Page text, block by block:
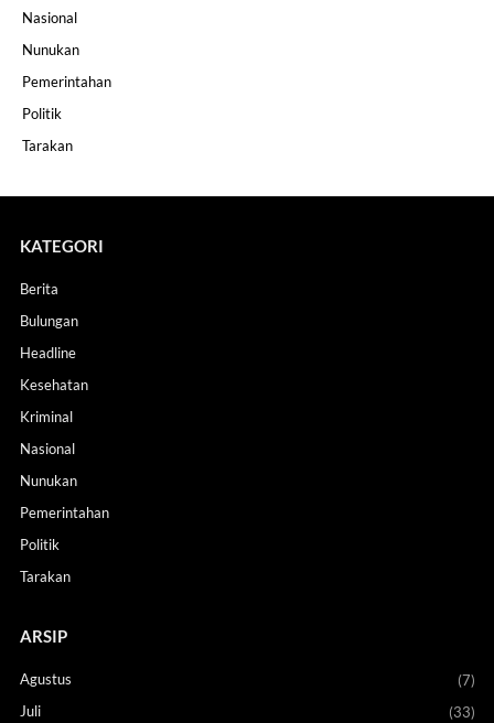
Nasional
Nunukan
Pemerintahan
Politik
Tarakan
KATEGORI
Berita
Bulungan
Headline
Kesehatan
Kriminal
Nasional
Nunukan
Pemerintahan
Politik
Tarakan
ARSIP
Agustus
(7)
Juli
(33)